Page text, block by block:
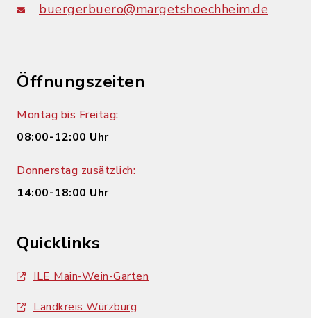
buergerbuero@margetshoechheim.de
Öffnungszeiten
Montag bis Freitag:
08:00-12:00 Uhr
Donnerstag zusätzlich:
14:00-18:00 Uhr
Quicklinks
ILE Main-Wein-Garten
Landkreis Würzburg